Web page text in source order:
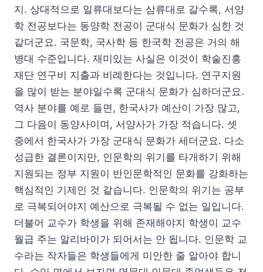
지. 상대적으로 일류대보다는 삼류대로 갈수록, 서양
학 전공보다는 동양학 전공이 군대식 문화가 심한 것
같더군요. 국문학, 국사학 등 한국학 전공은 거의 해
병대 수준입니다. 재미있는 사실은 이것이 학술진흥
재단 연구비 지출과 비례한다는 것입니다. 연구지원
을 많이 받는 분야일수록 군대식 문화가 심하더군요.
역사 분야를 예로 들면, 한국사가 예산이 가장 많고,
그 다음이 동양사이며, 서양사가 가장 적습니다. 셋
중에서 한국사가 가장 군대식 문화가 세더군요. 다소
성급한 결론이지만, 인문학의 위기를 타개하기 위해
지원되는 정부 지원이 반인문학적인 문화를 강화하는
핵심적인 기제인 것 같습니다. 인문학의 위기는 공부
로 극복되어야지 예산으로 극복될 수 없는 일입니다.
더불어 교수가 학생을 위해 존재해야지 학생이 교수
월급 주는 알리바이가 되어서는 안 됩니다. 인문학 교
수라는 작자들은 학생들에게 미안한 줄 알아야 합니